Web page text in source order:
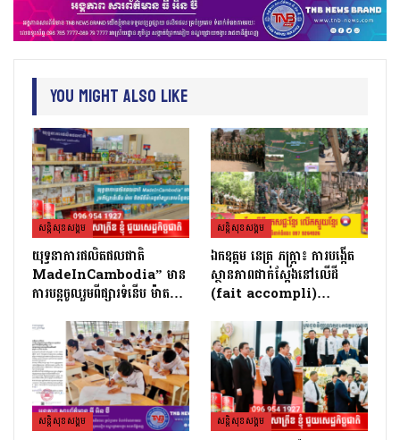
You Might Also Like
សន្តិសុខសង្គម
យុទ្ធនាការផលិតផលជាតិ
MadeInCambodia” មាន
ការបន្តចូលរួមពីផ្សារទំនើប ម៉ាត…
សន្តិសុខសង្គម
ឯកឧត្តម នេត្រ ភក្ត្រា៖ ការបង្កើត
ស្ថានភាពជាក់ស្តែងនៅលើដី
(fait accompli)…
សន្តិសុខសង្គម សន្តិសុខសង្គម